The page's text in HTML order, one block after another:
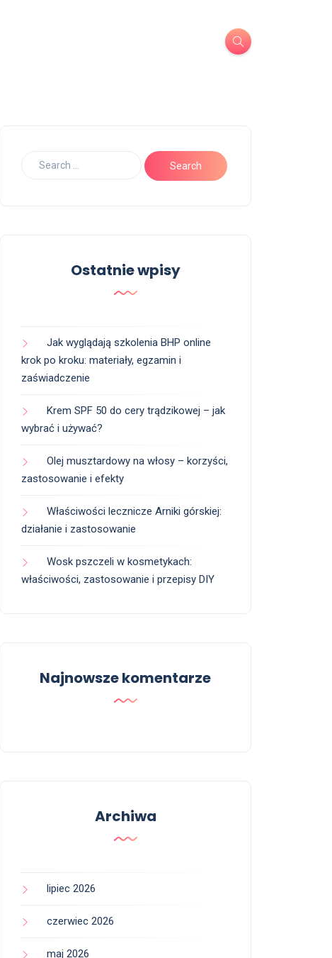
Ostatnie wpisy
Jak wyglądają szkolenia BHP online
krok po kroku: materiały, egzamin i
zaświadczenie
Krem SPF 50 do cery trądzikowej – jak
wybrać i używać?
Olej musztardowy na włosy – korzyści,
zastosowanie i efekty
Właściwości lecznicze Arniki górskiej:
działanie i zastosowanie
Wosk pszczeli w kosmetykach:
właściwości, zastosowanie i przepisy DIY
Najnowsze komentarze
Archiwa
lipiec 2026
czerwiec 2026
maj 2026